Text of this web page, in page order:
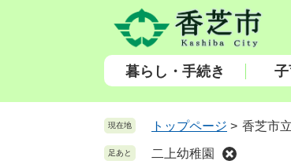
頭
飛
暮らし・手続き
現在地 トップページ > 香芝市
足あと 二上幼稚園